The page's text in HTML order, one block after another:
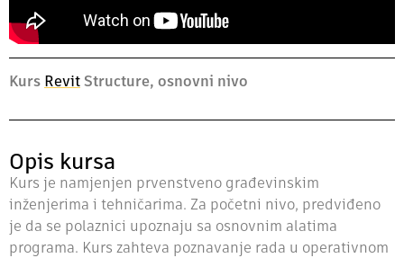
Kurs Revit Structure, osnovni nivo
Opis kursa
Kurs je namjenjen prvenstveno građevinskim
inženjerima i tehničarima. Za početni nivo, predviđeno
je da se polaznici upoznaju sa osnovnim alatima
programa. Kurs zahteva poznavanje rada u operativnom